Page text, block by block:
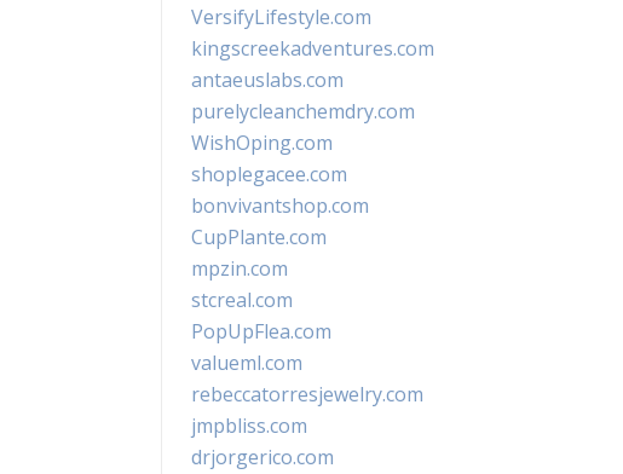
VersifyLifestyle.com
kingscreekadventures.com
antaeuslabs.com
purelycleanchemdry.com
WishOping.com
shoplegacee.com
bonvivantshop.com
CupPlante.com
mpzin.com
stcreal.com
PopUpFlea.com
valueml.com
rebeccatorresjewelry.com
jmpbliss.com
drjorgerico.com